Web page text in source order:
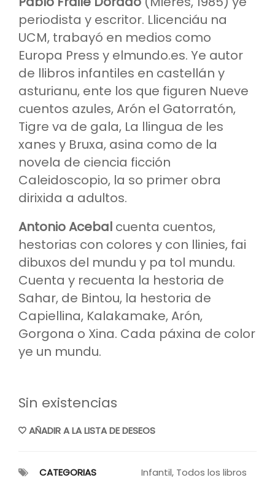
periodista y escritor. Llicenciáu na
UCM, trabayó en medios como
Europa Press y elmundo.es. Ye autor
de llibros infantiles en castellán y
asturianu, ente los que figuren Nueve
cuentos azules, Arón el Gatorratón,
Tigre va de gala, La llingua de les
xanes y Bruxa, asina como de la
novela de ciencia ficción
Caleidoscopio, la so primer obra
dirixida a adultos.
Antonio Acebal cuenta cuentos,
hestorias con colores y con llinies, fai
dibuxos del mundu y pa tol mundu.
Cuenta y recuenta la hestoria de
Sahar, de Bintou, la hestoria de
Capiellina, Kalakamake, Arón,
Gorgona o Xina. Cada páxina de color
ye un mundu.
Sin existencias
AÑADIR A LA LISTA DE DESEOS
CATEGORIAS Infantil, Todos los libros